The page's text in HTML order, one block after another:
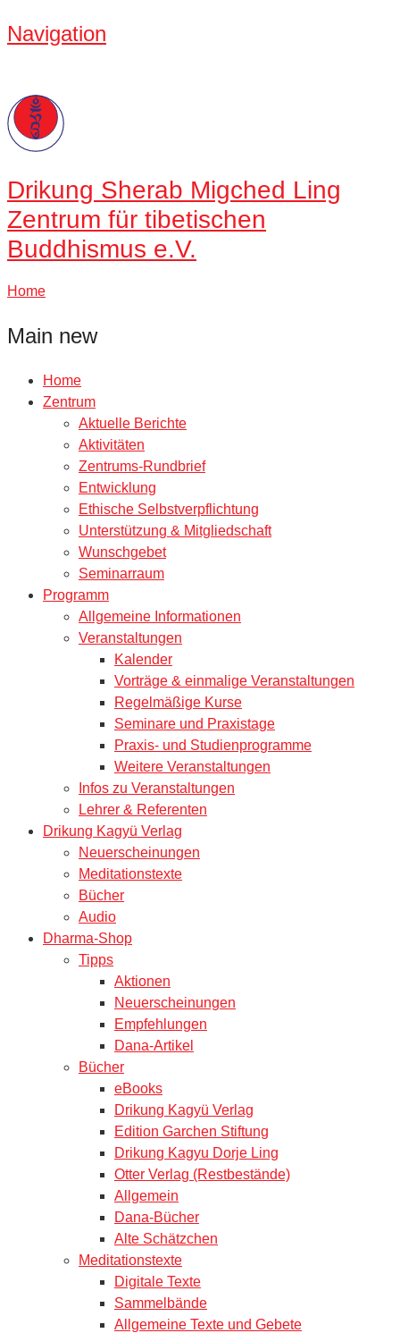
Navigation
Drikung Sherab Migched Ling
Zentrum für tibetischen
Buddhismus e.V.
Home
Main new
Home
Zentrum
Aktuelle Berichte
Aktivitäten
Zentrums-Rundbrief
Entwicklung
Ethische Selbstverpflichtung
Unterstützung & Mitgliedschaft
Wunschgebet
Seminarraum
Programm
Allgemeine Informationen
Veranstaltungen
Kalender
Vorträge & einmalige Veranstaltungen
Regelmäßige Kurse
Seminare und Praxistage
Praxis- und Studienprogramme
Weitere Veranstaltungen
Infos zu Veranstaltungen
Lehrer & Referenten
Drikung Kagyü Verlag
Neuerscheinungen
Meditationstexte
Bücher
Audio
Dharma-Shop
Tipps
Aktionen
Neuerscheinungen
Empfehlungen
Dana-Artikel
Bücher
eBooks
Drikung Kagyü Verlag
Edition Garchen Stiftung
Drikung Kagyu Dorje Ling
Otter Verlag (Restbestände)
Allgemein
Dana-Bücher
Alte Schätzchen
Meditationstexte
Digitale Texte
Sammelbände
Allgemeine Texte und Gebete